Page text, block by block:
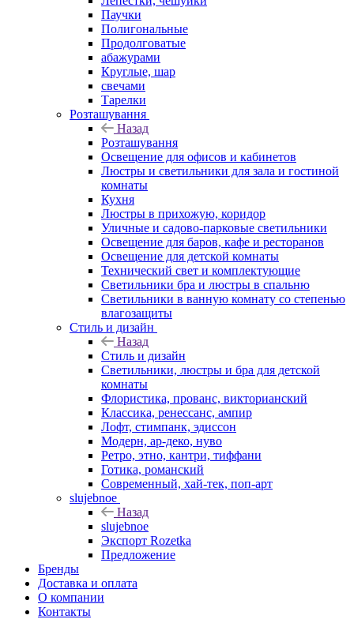
Паучки
Полигональные
Продолговатые
абажурами
Круглые, шар
свечами
Тарелки
Розташування
Назад
Розташування
Освещение для офисов и кабинетов
Люстры и светильники для зала и гостиной
комнаты
Кухня
Люстры в прихожую, коридор
Уличные и садово-парковые светильники
Освещение для баров, кафе и ресторанов
Освещение для детской комнаты
Технический свет и комплектующие
Светильники бра и люстры в спальню
Светильники в ванную комнату со степенью
влагозащиты
Стиль и дизайн
Назад
Стиль и дизайн
Светильники, люстры и бра для детской
комнаты
Флористика, прованс, викторианский
Классика, ренессанс, ампир
Лофт, стимпанк, эдиссон
Модерн, ар-деко, нуво
Ретро, этно, кантри, тиффани
Готика, романский
Современный, хай-тек, поп-арт
slujebnoe
Назад
slujebnoe
Экспорт Rozetka
Предложение
Бренды
Доставка и оплата
О компании
Контакты